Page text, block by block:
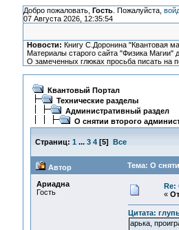
Добро пожаловать, Гость. Пожалуйста,
07 Августа 2026, 12:35:54
Новости: Книгу С.Доронина "Квантовая
Материалы старого сайта "Физика Магии"
О замеченных глюках просьба писать на
Квантовый Портал
Технические разделы
Административный раздел
О снятии второго
Страниц: 1 ... 3 4[5] Все
Автор Тема: О
Ариадна
Гость
Re:
«
Цитата:
арька,